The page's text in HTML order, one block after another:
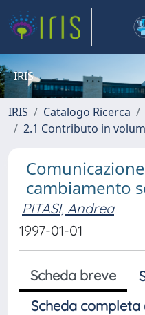
IRIS
IRIS Catalogo Ricerca
2.1 Contributo in
cambiamento
PITASI, Andrea
1997-01-01
Scheda breve
Scheda completa